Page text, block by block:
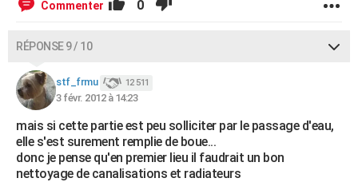
Commenter 0
RÉPONSE 9 / 10
stf_frmu 12 511
3 févr. 2012 à 14:23
mais si cette partie est peu solliciter par le passage d'eau,
elle s'est surement remplie de boue...
donc je pense qu'en premier lieu il faudrait un bon
nettoyage de canalisations et radiateurs